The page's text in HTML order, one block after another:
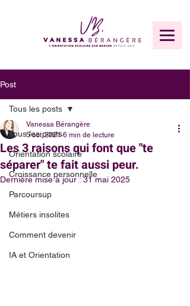
Post
Tous les posts
Orientation scolaire
Croissance personnelle
Parcoursup
Métiers insolites
Comment devenir
IA et Orientation
Tous les posts
Les 3 raisons qui font que "te
séparer" te fait aussi peur.
Vanessa Bérangère
5 oct. 2021 6 min de lecture
Dernière mise à jour :31 mai 2025